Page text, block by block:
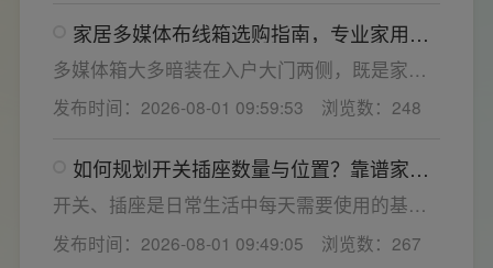
电气套装产品，结构设计科学、稳压防护性能
优异，可有效应对电压瞬变、电网波动等场
家居多媒体布线箱选购指南，专业家用开
关电气套装厂家为您详解
多媒体箱大多暗装在入户大门两侧，既是家居
弱电线路的集中收纳载体，也会影响墙面整体
装修美观度，外观颜值、内部空间、模块化功
一站式配齐全屋电气产品，选择综合实力过硬
的家用开关电气套装厂家，可以同时搞定开关
购与售后更省心。
发布时间：2026-08-01 09:59:53 浏览数：248
如何规划开关插座数量与位置？靠谱家用
开关电气套装品牌怎么选？
开关、插座是日常生活中每天需要使用的基础
电气配件。随着家用电器的普及，需要的电源
插座和开关也会越来越多。装修前期除了规划
发布时间：2026-08-01 09:49:05 浏览数：267